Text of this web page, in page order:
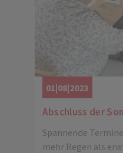
01|08|2023
Abschluss der
Spannende
mehr Regen als